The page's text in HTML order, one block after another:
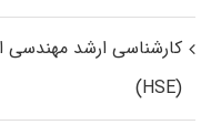
کارشناسی ارشد
(HSE)